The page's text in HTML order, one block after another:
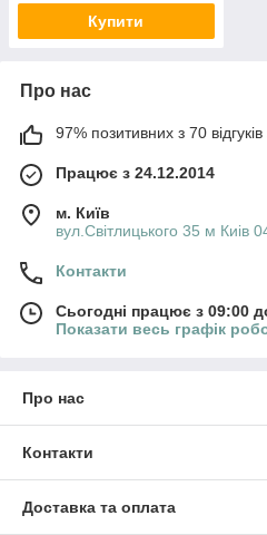
Купити
Про нас
97% позитивних з 70 відгуків
Працює з 24.12.2014
м. Київ
вул.Світлицького 35 м Киів
Контакти
Сьогодні працює з 09:00
Показати весь графік
Про нас
Контакти
Доставка та оплата